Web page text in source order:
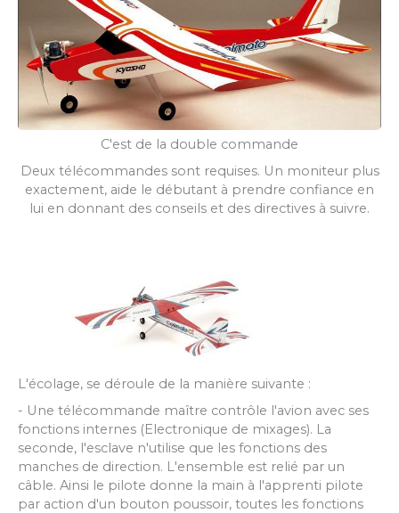
C'est de la double commande
Deux télécommandes sont requises. Un moniteur plus
exactement, aide le débutant à prendre confiance en
lui en donnant des conseils et des directives à suivre.
L'écolage, se déroule de la manière suivante :
- Une télécommande maître contrôle l'avion avec ses
fonctions internes (Electronique de mixages). La
seconde, l'esclave n'utilise que les fonctions des
manches de direction. L'ensemble est relié par un
câble. Ainsi le pilote donne la main à l'apprenti pilote
par action d'un bouton poussoir, toutes les fonctions